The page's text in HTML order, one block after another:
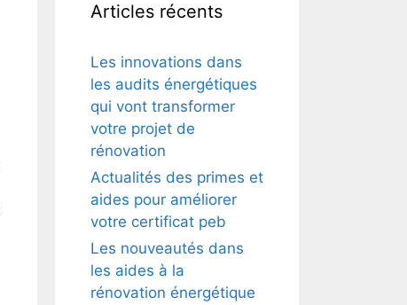
Articles récents
Les innovations dans
les audits énergétiques
qui vont transformer
votre projet de
rénovation
Actualités des primes et
aides pour améliorer
votre certificat peb
Les nouveautés dans
les aides à la
rénovation énergétique